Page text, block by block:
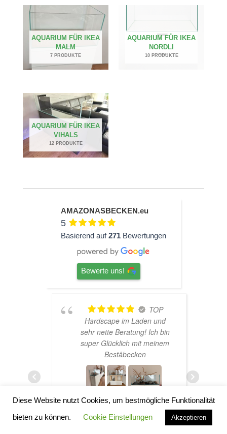
AQUARIUM FÜR IKEA
MALM
7 PRODUKTE
AQUARIUM FÜR IKEA
NORDLI
10 PRODUKTE
AQUARIUM FÜR IKEA
VIHALS
12 PRODUKTE
AMAZONASBECKEN.eu
5
Basierend auf271 Bewertungen
Bewerte uns!
TOP
Hardscape im Laden und
sehr nette Beratung! Ich bin
super Glücklich mit meinem
Beståbecken
Diese Website nutzt Cookies, um bestmögliche Funktionalität
bieten zu können.
Cookie Einstellungen Akzeptieren